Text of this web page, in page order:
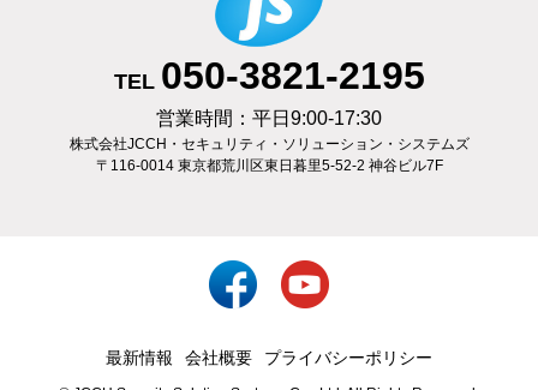
TEL 050-3821-2195
営業時間：平日9:00-17:30
株式会社JCCH・セキュリティ・ソリューション・システムズ
〒116-0014 東京都荒川区東日暮里5-52-2 神谷ビル7F
最新情報 会社概要 プライバシーポリシー